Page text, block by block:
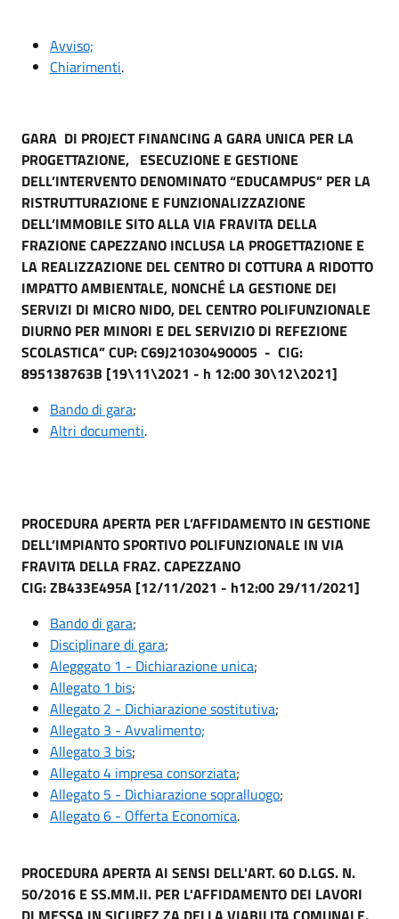
Avviso;
Chiarimenti.
GARA DI PROJECT FINANCING A GARA UNICA PER LA
PROGETTAZIONE, ESECUZIONE E GESTIONE
DELL’INTERVENTO DENOMINATO “EDUCAMPUS” PER LA
RISTRUTTURAZIONE E FUNZIONALIZZAZIONE
DELL’IMMOBILE SITO ALLA VIA FRAVITA DELLA
FRAZIONE CAPEZZANO INCLUSA LA PROGETTAZIONE E
LA REALIZZAZIONE DEL CENTRO DI COTTURA A RIDOTTO
IMPATTO AMBIENTALE, NONCHÉ LA GESTIONE DEI
SERVIZI DI MICRO NIDO, DEL CENTRO POLIFUNZIONALE
DIURNO PER MINORI E DEL SERVIZIO DI REFEZIONE
SCOLASTICA”CUP: C69J21030490005 - CIG:
895138763B [19\11\2021 - h 12:00 30\12\2021]
Bando di gara;
Altri documenti.
PROCEDURA APERTA PER L’AFFIDAMENTO IN GESTIONE
DELL’IMPIANTO SPORTIVO POLIFUNZIONALE IN VIA
FRAVITA DELLA FRAZ. CAPEZZANO
CIG: ZB433E495A [12/11/2021 - h12:00 29/11/2021]
Bando di gara;
Disciplinare di gara;
Alegggato 1 - Dichiarazione unica;
Allegato 1 bis;
Allegato 2 - Dichiarazione sostitutiva;
Allegato 3 - Avvalimento;
Allegato 3 bis;
Allegato 4 impresa consorziata;
Allegato 5 - Dichiarazione sopralluogo;
Allegato 6 - Offerta Economica.
PROCEDURA APERTA AI SENSI DELL'ART. 60 D.LGS. N.
50/2016 E SS.MM.II. PER L'AFFIDAMENTO DEI LAVORI